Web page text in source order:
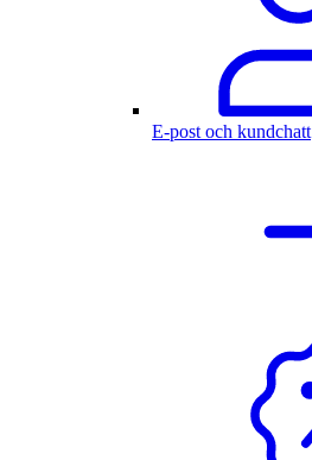
E-post och kundchatt